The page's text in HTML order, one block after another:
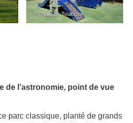
– © ville de Toulouse
de l’astronomie, point de vue
parc classique, planté de grands